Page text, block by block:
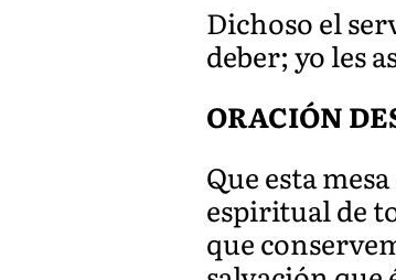
Dichoso el
deber; yo les
ORACIÓN
Que esta
espiritual de
que